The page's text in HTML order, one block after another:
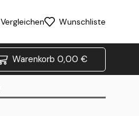
Vergleichen Wunschliste
Warenkorb 0,00 €